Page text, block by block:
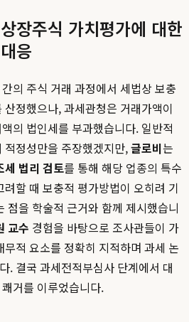
장주식 가치평가에 대한
응
의 주식 거래 과정에서 세법상 보충
정했으나, 과세관청은 거래가액이
의 법인세를 부과했습니다. 일반적
정성만을 주장했겠지만,글로비는
세 법리 검토를 통해 해당 업종의 특수
할 때 보충적 평가방법이 오히려 기
점을 학술적 근거와 함께 제시했습니
교수 경험을 바탕으로 조사관들이 가
적 요소를 정확히 지적하며 과세 논
. 결국 과세전적부심사 단계에서 대
거를 이루었습니다.